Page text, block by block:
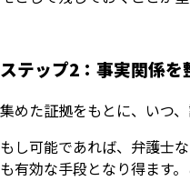
ステップ2：事実関係を
集めた証拠をもとに、いつ
もし可能であれば、弁護士
も有効な手段となり得ます